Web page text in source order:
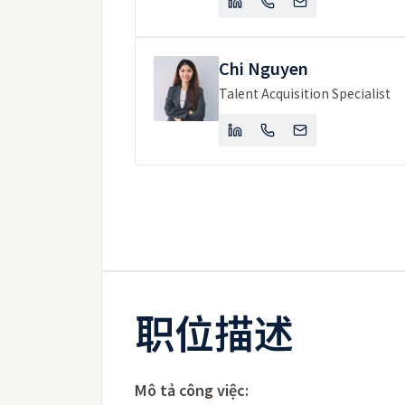
Chi Nguyen
Talent Acquisition Specialist
职位描述
Mô tả công việc: